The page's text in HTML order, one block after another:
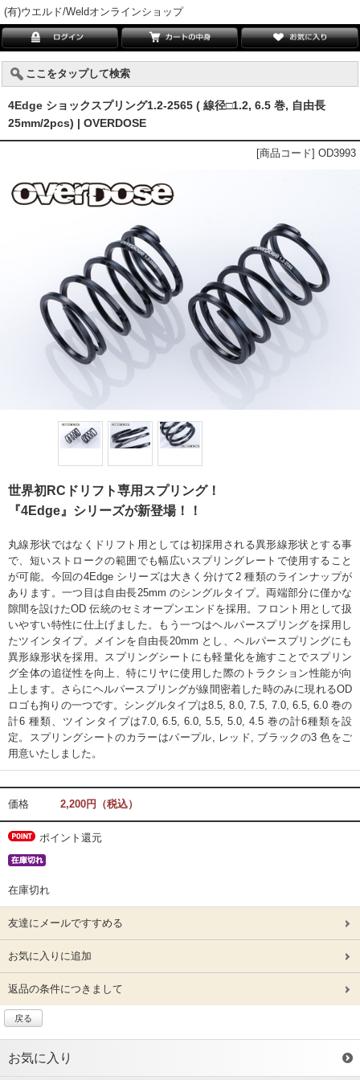
(有)ウエルド/Weldオンラインショップ
ここをタップして検索
4Edge ショックスプリング1.2-2565 ( 線径□1.2, 6.5 巻, 自由長
25mm/2pcs) | OVERDOSE
[商品コード] OD3993
世界初RCドリフト専用スプリング！
『4Edge』シリーズが新登場！！
丸線形状ではなくドリフト用としては初採用される異形線形状とする事
で、短いストロークの範囲でも幅広いスプリングレートで使用すること
が可能。今回の4Edge シリーズは大きく分けて2 種類のラインナップが
あります。一つ目は自由長25mm のシングルタイプ。両端部分に僅かな
隙間を設けたOD 伝統のセミオープンエンドを採用。フロント用として扱
いやすい特性に仕上げました。もう一つはヘルパースプリングを採用し
たツインタイプ。メインを自由長20mm とし、ヘルパースプリングにも
異形線形状を採用。スプリングシートにも軽量化を施すことでスプリン
グ全体の追従性を向上、特にリヤに使用した際のトラクション性能が向
上します。さらにヘルパースプリングが線間密着した時のみに現れるOD
ロゴも拘りの一つです。シングルタイプは8.5, 8.0, 7.5, 7.0, 6.5, 6.0 巻の
計6 種類、ツインタイプは7.0, 6.5, 6.0, 5.5, 5.0, 4.5 巻の計6種類を設
定。スプリングシートのカラーはパープル, レッド, ブラックの3 色をご
用意いたしました。
価格 2,200円（税込）
ポイント還元
在庫切れ
友達にメールですすめる
お気に入りに追加
返品の条件につきまして
戻る
お気に入り